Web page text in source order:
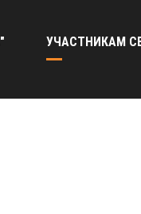
УЧАСТНИКАМ